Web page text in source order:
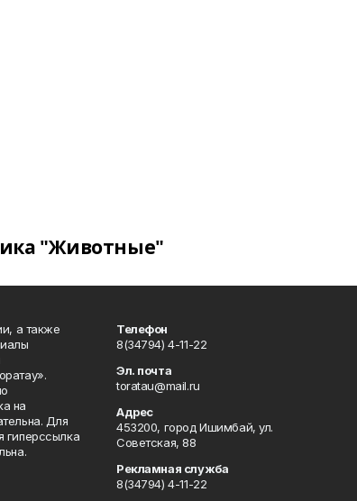
"Животные"
а также
на
Для
гиперссылка
Телефон
8(34794) 4-11-22
Эл. почта
toratau@mail.ru
Адрес
453200, город Ишимбай, ул.
Советская, 88
Рекламная служба
8(34794) 4-11-22